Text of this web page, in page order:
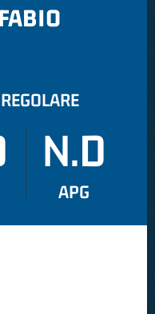
N.D
APG